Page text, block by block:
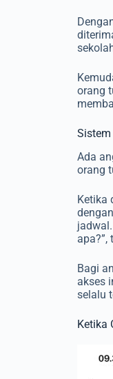
orang
Ada
orang
Ketika
Bagi
akses
selalu
Ketika